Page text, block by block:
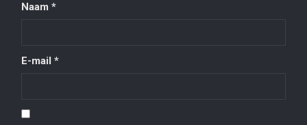
Naam *
E-mail *